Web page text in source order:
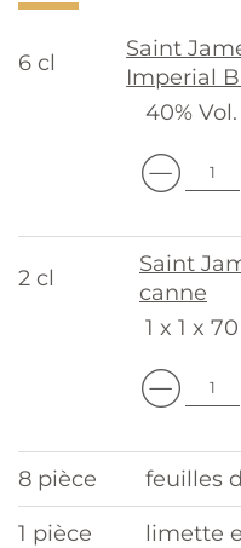
6 cl
Saint
Imperial
40% Vol.
2 cl
Saint
canne
1 x 1 x
8 pièce feuilles
1 pièce limette